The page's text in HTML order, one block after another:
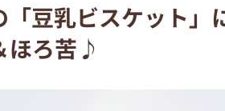
豆乳ビスケット」
ほろ苦♪